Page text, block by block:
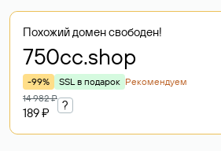
Похожий домен свободен!
750cc.shop
-99% SSL в подарок Рекомендуем
14 982 ₽
189 ₽
?